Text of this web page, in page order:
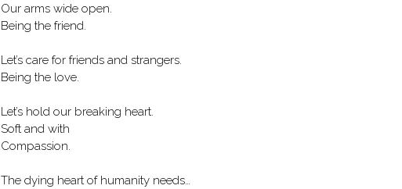
Our arms wide open.
Being the friend.
Let’s care for friends and strangers.
Being the love.
Let’s hold our breaking heart.
Soft and with
Compassion.
The dying heart of humanity needs…